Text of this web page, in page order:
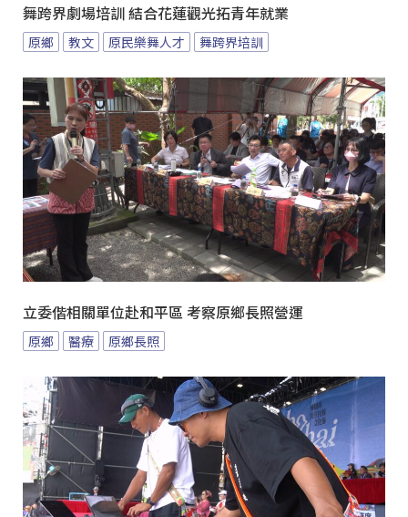
舞跨界劇場培訓 結合花蓮觀光拓青年就業
原鄉 教文 原民樂舞人才 舞跨界培訓
立委偕相關單位赴和平區 考察原鄉長照營運
原鄉 醫療 原鄉長照